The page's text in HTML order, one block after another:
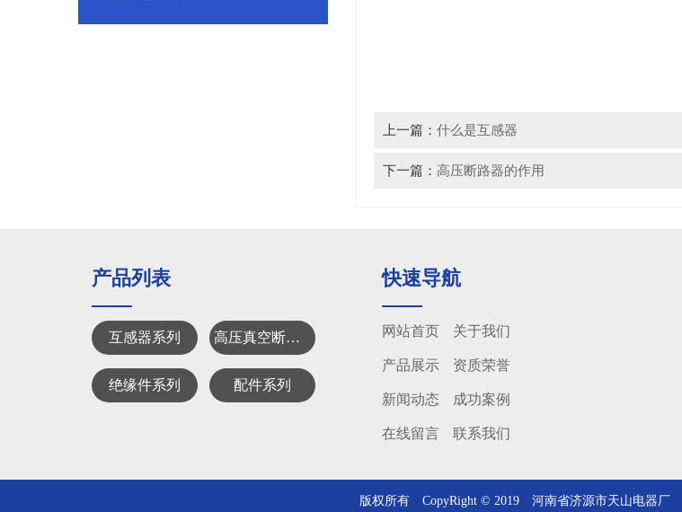
上一篇： 什么是互感器
下一篇： 高压断路器的作用
产品列表
互感器系列 高压真空断路器系列
绝缘件系列 配件系列
快速导航
网站首页 关于我们
产品展示 资质荣誉
新闻动态 成功案例
在线留言 联系我们
版权所有 CopyRight © 2019 河南省济源市天山电器厂